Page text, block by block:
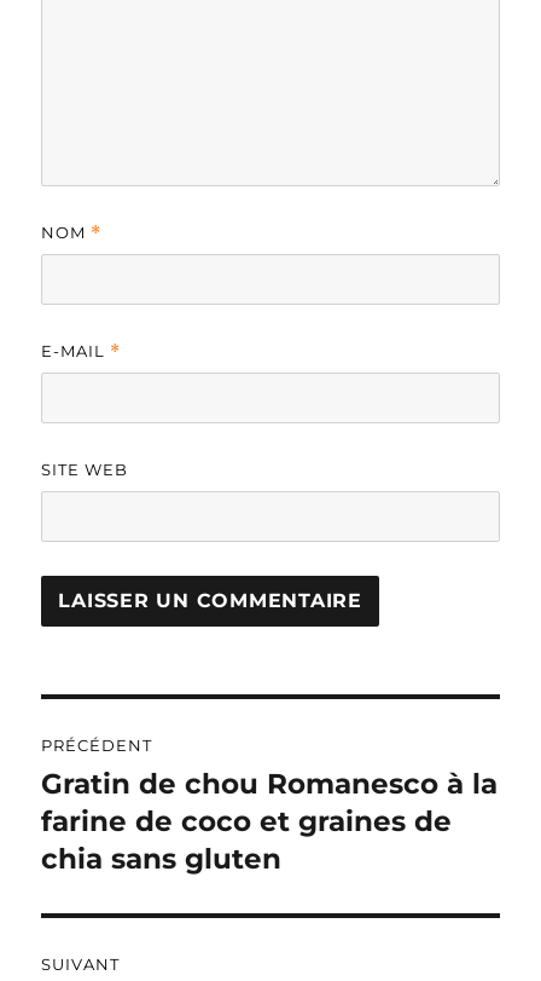
NOM *
E-MAIL *
SITE WEB
R
A
T
V
:
de
l’article
PRÉCÉDENT
Publication
précédente :
Gratin de chou Romanesco à la
farine de coco et graines de
chia sans gluten
SUIVANT